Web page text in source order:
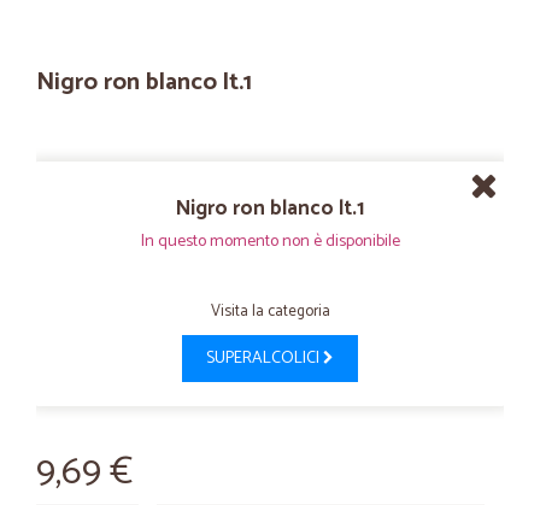
Nigro ron blanco lt.1
Nigro ron blanco lt.1
In questo momento non è disponibile
Visita la categoria
SUPERALCOLICI
9,69 €